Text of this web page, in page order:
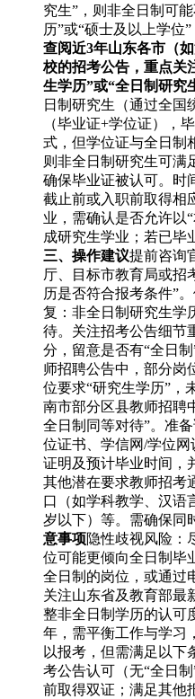
究生”，则非全日制可
历”或“硕士及以上学位
查阅近3年山东各市（
校的招考公告，重点关
生学历”或“全日制研究
日制研究生（通过全国
（毕业证+学位证），
式，但学位证与全日制
则非全日制研究生可满
确保毕业证被认可。时
截止前或入职前取得相
业，需确认是否允许以
成研究生学业；若已毕
三、操作建议提前咨询
厅、目标市教育局或招
历是否符合报考条件”
复：非全日制研究生学
待。关注招考公告细节
分，留意是否有“全日
师招聘公告中，部分岗
位要求“研究生学历”，
南市部分区县教师招聘
全日制同等对待”。准
位证书、学信网/学位
证明及预计毕业时间，
其他潜在要求教师招考
口（如学科教学、汉语
岁以下）等。需确保同
意事项隐性歧视风险：
位可能更倾向全日制毕
全日制的岗位，或通过
关注山东省及教育部最
整非全日制学历的认可
年，需平衡工作与学习
以报考，但需满足以下
考公告认可（无“全日
前取得双证；满足其他